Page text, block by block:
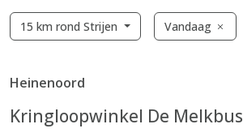
15 km rond Strijen Vandaag
Heinenoord
Kringloopwinkel De Melkbus